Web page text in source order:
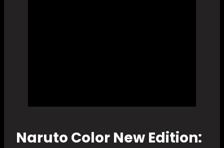
Naruto Color New Edition: